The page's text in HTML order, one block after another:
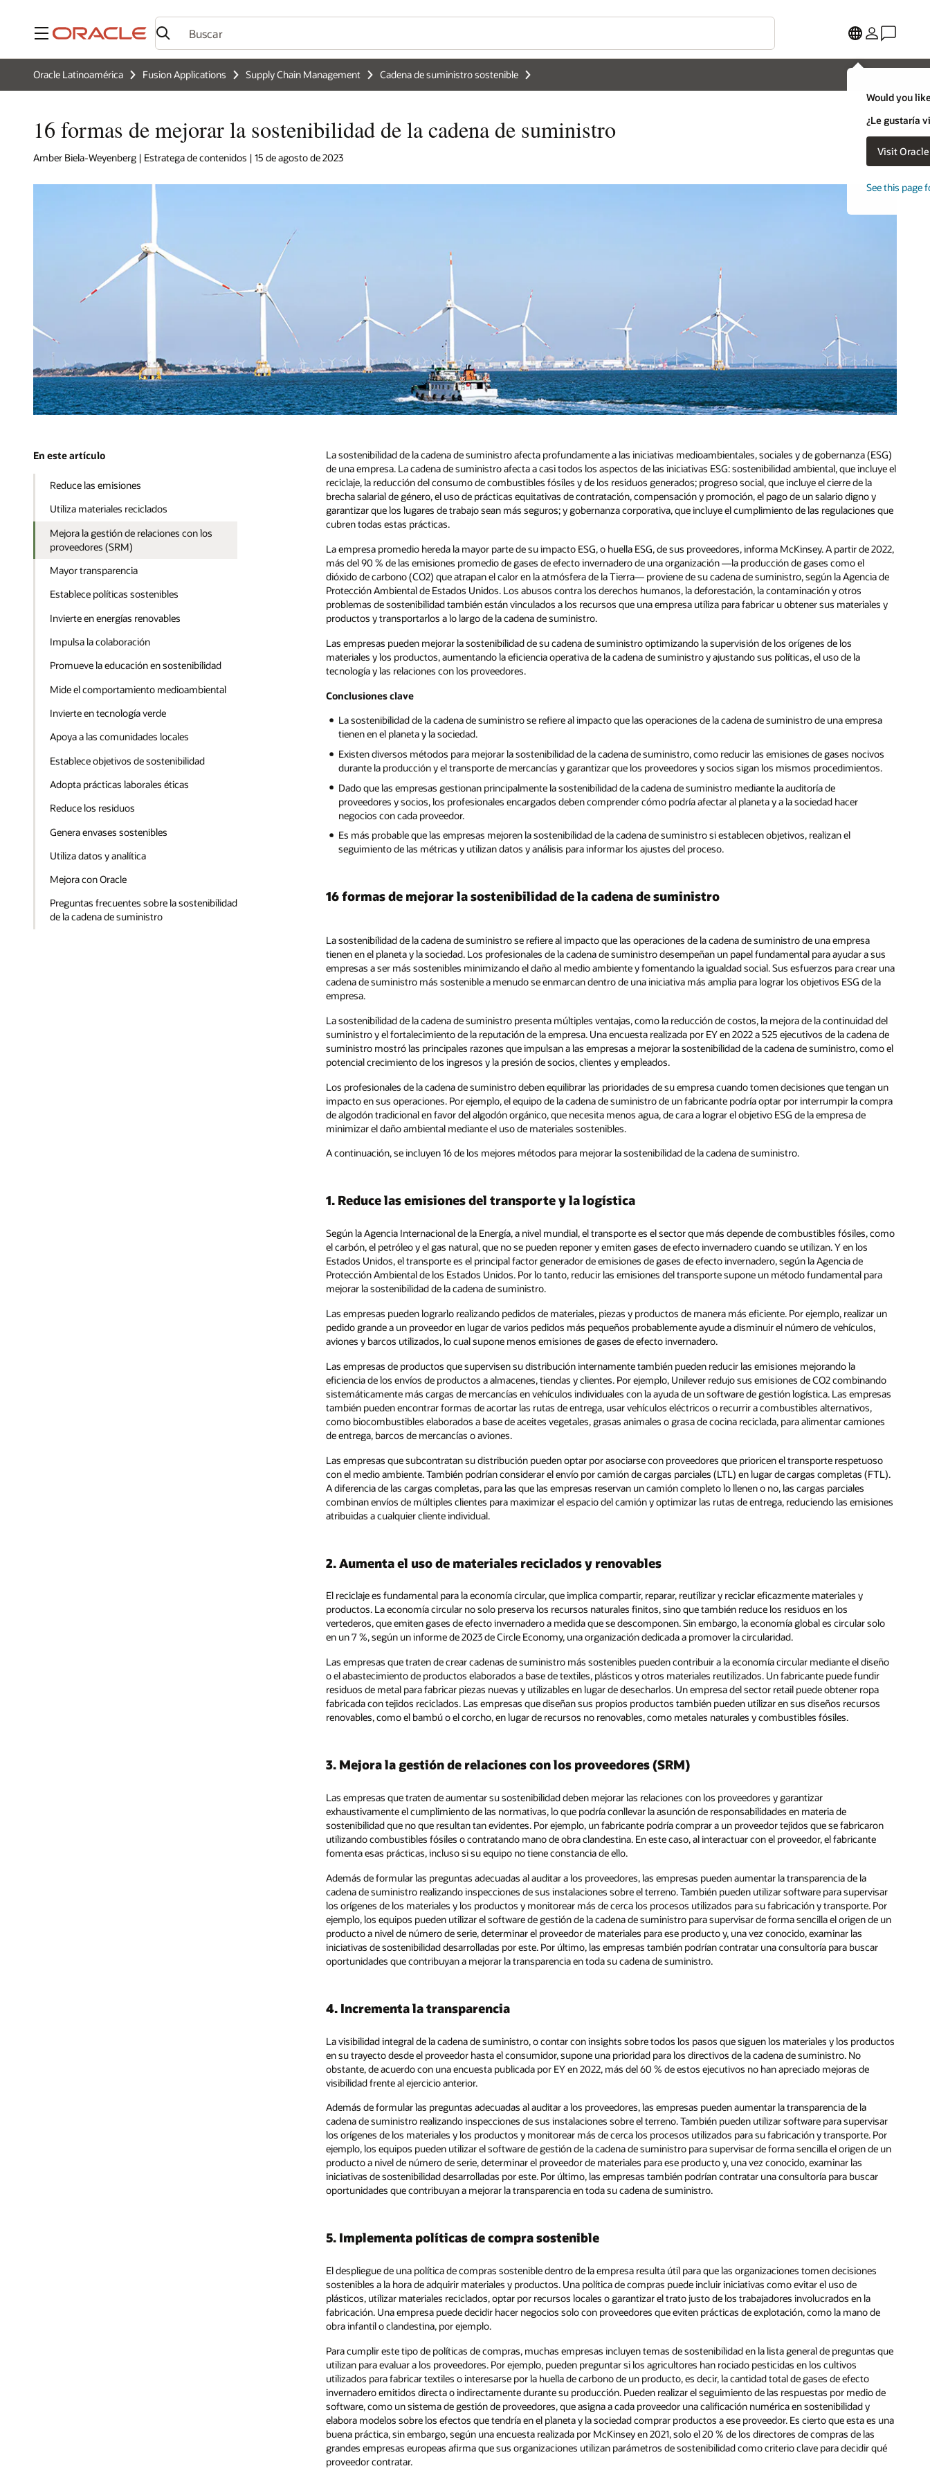
Menú
Would you
¿Le gustaría
Visit
See this page
Oracle Latinoamérica Fusion Applications Supply Chain Management Cadena de suministro sostenible
16 formas de mejorar la sostenibilidad de la cadena de suministro
Amber Biela-Weyenberg | Estratega de contenidos | 15 de agosto de 2023
En este artículo
Reduce las emisiones
Utiliza materiales reciclados
Mejora la gestión de relaciones con los
proveedores (SRM)
Mayor transparencia
Establece políticas sostenibles
Invierte en energías renovables
Impulsa la colaboración
Promueve la educación en sostenibilidad
Mide el comportamiento medioambiental
Invierte en tecnología verde
Apoya a las comunidades locales
Establece objetivos de sostenibilidad
Adopta prácticas laborales éticas
Reduce los residuos
Genera envases sostenibles
Utiliza datos y analítica
Mejora con Oracle
Preguntas frecuentes sobre la sostenibilidad
de la cadena de suministro
La sostenibilidad de la cadena de suministro afecta profundamente a las iniciativas medioambientales, sociales y de gobernanza (ESG)
de una empresa. La cadena de suministro afecta a casi todos los aspectos de las iniciativas ESG: sostenibilidad ambiental, que incluye el
reciclaje, la reducción del consumo de combustibles fósiles y de los residuos generados; progreso social, que incluye el cierre de la
brecha salarial de género, el uso de prácticas equitativas de contratación, compensación y promoción, el pago de un salario digno y
garantizar que los lugares de trabajo sean más seguros; y gobernanza corporativa, que incluye el cumplimiento de las regulaciones que
cubren todas estas prácticas.
La empresa promedio hereda la mayor parte de su impacto ESG, o huella ESG, de sus proveedores, informa McKinsey. A partir de 2022,
más del 90 % de las emisiones promedio de gases de efecto invernadero de una organización —la producción de gases como el
dióxido de carbono (CO2) que atrapan el calor en la atmósfera de la Tierra— proviene de su cadena de suministro, según la Agencia de
Protección Ambiental de Estados Unidos. Los abusos contra los derechos humanos, la deforestación, la contaminación y otros
problemas de sostenibilidad también están vinculados a los recursos que una empresa utiliza para fabricar u obtener sus materiales y
productos y transportarlos a lo largo de la cadena de suministro.
Las empresas pueden mejorar la sostenibilidad de su cadena de suministro optimizando la supervisión de los orígenes de los
materiales y los productos, aumentando la eficiencia operativa de la cadena de suministro y ajustando sus políticas, el uso de la
tecnología y las relaciones con los proveedores.
Conclusiones clave
La sostenibilidad de la cadena de suministro se refiere al impacto que las operaciones de la cadena de suministro de una empresa
tienen en el planeta y la sociedad.
Existen diversos métodos para mejorar la sostenibilidad de la cadena de suministro, como reducir las emisiones de gases nocivos
durante la producción y el transporte de mercancías y garantizar que los proveedores y socios sigan los mismos procedimientos.
Dado que las empresas gestionan principalmente la sostenibilidad de la cadena de suministro mediante la auditoría de
proveedores y socios, los profesionales encargados deben comprender cómo podría afectar al planeta y a la sociedad hacer
negocios con cada proveedor.
Es más probable que las empresas mejoren la sostenibilidad de la cadena de suministro si establecen objetivos, realizan el
seguimiento de las métricas y utilizan datos y análisis para informar los ajustes del proceso.
16 formas de mejorar la sostenibilidad de la cadena de suministro
La sostenibilidad de la cadena de suministro se refiere al impacto que las operaciones de la cadena de suministro de una empresa
tienen en el planeta y la sociedad. Los profesionales de la cadena de suministro desempeñan un papel fundamental para ayudar a sus
empresas a ser más sostenibles minimizando el daño al medio ambiente y fomentando la igualdad social. Sus esfuerzos para crear una
cadena de suministro más sostenible a menudo se enmarcan dentro de una iniciativa más amplia para lograr los objetivos ESG de la
empresa.
La sostenibilidad de la cadena de suministro presenta múltiples ventajas, como la reducción de costos, la mejora de la continuidad del
suministro y el fortalecimiento de la reputación de la empresa. Una encuesta realizada por EY en 2022 a 525 ejecutivos de la cadena de
suministro mostró las principales razones que impulsan a las empresas a mejorar la sostenibilidad de la cadena de suministro, como el
potencial crecimiento de los ingresos y la presión de socios, clientes y empleados.
Los profesionales de la cadena de suministro deben equilibrar las prioridades de su empresa cuando tomen decisiones que tengan un
impacto en sus operaciones. Por ejemplo, el equipo de la cadena de suministro de un fabricante podría optar por interrumpir la compra
de algodón tradicional en favor del algodón orgánico, que necesita menos agua, de cara a lograr el objetivo ESG de la empresa de
minimizar el daño ambiental mediante el uso de materiales sostenibles.
A continuación, se incluyen 16 de los mejores métodos para mejorar la sostenibilidad de la cadena de suministro.
1. Reduce las emisiones del transporte y la logística
Según la Agencia Internacional de la Energía, a nivel mundial, el transporte es el sector que más depende de combustibles fósiles, como
el carbón, el petróleo y el gas natural, que no se pueden reponer y emiten gases de efecto invernadero cuando se utilizan. Y en los
Estados Unidos, el transporte es el principal factor generador de emisiones de gases de efecto invernadero, según la Agencia de
Protección Ambiental de los Estados Unidos. Por lo tanto, reducir las emisiones del transporte supone un método fundamental para
mejorar la sostenibilidad de la cadena de suministro.
Las empresas pueden lograrlo realizando pedidos de materiales, piezas y productos de manera más eficiente. Por ejemplo, realizar un
pedido grande a un proveedor en lugar de varios pedidos más pequeños probablemente ayude a disminuir el número de vehículos,
aviones y barcos utilizados, lo cual supone menos emisiones de gases de efecto invernadero.
Las empresas de productos que supervisen su distribución internamente también pueden reducir las emisiones mejorando la
eficiencia de los envíos de productos a almacenes, tiendas y clientes. Por ejemplo, Unilever redujo sus emisiones de CO2 combinando
sistemáticamente más cargas de mercancías en vehículos individuales con la ayuda de un software de gestión logística. Las empresas
también pueden encontrar formas de acortar las rutas de entrega, usar vehículos eléctricos o recurrir a combustibles alternativos,
como biocombustibles elaborados a base de aceites vegetales, grasas animales o grasa de cocina reciclada, para alimentar camiones
de entrega, barcos de mercancías o aviones.
Las empresas que subcontratan su distribución pueden optar por asociarse con proveedores que prioricen el transporte respetuoso
con el medio ambiente. También podrían considerar el envío por camión de cargas parciales (LTL) en lugar de cargas completas (FTL).
A diferencia de las cargas completas, para las que las empresas reservan un camión completo lo llenen o no, las cargas parciales
combinan envíos de múltiples clientes para maximizar el espacio del camión y optimizar las rutas de entrega, reduciendo las emisiones
atribuidas a cualquier cliente individual.
2. Aumenta el uso de materiales reciclados y renovables
El reciclaje es fundamental para la economía circular, que implica compartir, reparar, reutilizar y reciclar eficazmente materiales y
productos. La economía circular no solo preserva los recursos naturales finitos, sino que también reduce los residuos en los
vertederos, que emiten gases de efecto invernadero a medida que se descomponen. Sin embargo, la economía global es circular solo
en un 7 %, según un informe de 2023 de Circle Economy, una organización dedicada a promover la circularidad.
Las empresas que traten de crear cadenas de suministro más sostenibles pueden contribuir a la economía circular mediante el diseño
o el abastecimiento de productos elaborados a base de textiles, plásticos y otros materiales reutilizados. Un fabricante puede fundir
residuos de metal para fabricar piezas nuevas y utilizables en lugar de desecharlos. Un empresa del sector retail puede obtener ropa
fabricada con tejidos reciclados. Las empresas que diseñan sus propios productos también pueden utilizar en sus diseños recursos
renovables, como el bambú o el corcho, en lugar de recursos no renovables, como metales naturales y combustibles fósiles.
3. Mejora la gestión de relaciones con los proveedores (SRM)
Las empresas que traten de aumentar su sostenibilidad deben mejorar las relaciones con los proveedores y garantizar
exhaustivamente el cumplimiento de las normativas, lo que podría conllevar la asunción de responsabilidades en materia de
sostenibilidad que no que resultan tan evidentes. Por ejemplo, un fabricante podría comprar a un proveedor tejidos que se fabricaron
utilizando combustibles fósiles o contratando mano de obra clandestina. En este caso, al interactuar con el proveedor, el fabricante
fomenta esas prácticas, incluso si su equipo no tiene constancia de ello.
Además de formular las preguntas adecuadas al auditar a los proveedores, las empresas pueden aumentar la transparencia de la
cadena de suministro realizando inspecciones de sus instalaciones sobre el terreno. También pueden utilizar software para supervisar
los orígenes de los materiales y los productos y monitorear más de cerca los procesos utilizados para su fabricación y transporte. Por
ejemplo, los equipos pueden utilizar el software de gestión de la cadena de suministro para supervisar de forma sencilla el origen de un
producto a nivel de número de serie, determinar el proveedor de materiales para ese producto y, una vez conocido, examinar las
iniciativas de sostenibilidad desarrolladas por este. Por último, las empresas también podrían contratar una consultoría para buscar
oportunidades que contribuyan a mejorar la transparencia en toda su cadena de suministro.
4. Incrementa la transparencia
La visibilidad integral de la cadena de suministro, o contar con insights sobre todos los pasos que siguen los materiales y los productos
en su trayecto desde el proveedor hasta el consumidor, supone una prioridad para los directivos de la cadena de suministro. No
obstante, de acuerdo con una encuesta publicada por EY en 2022, más del 60 % de estos ejecutivos no han apreciado mejoras de
visibilidad frente al ejercicio anterior.
Además de formular las preguntas adecuadas al auditar a los proveedores, las empresas pueden aumentar la transparencia de la
cadena de suministro realizando inspecciones de sus instalaciones sobre el terreno. También pueden utilizar software para supervisar
los orígenes de los materiales y los productos y monitorear más de cerca los procesos utilizados para su fabricación y transporte. Por
ejemplo, los equipos pueden utilizar el software de gestión de la cadena de suministro para supervisar de forma sencilla el origen de un
producto a nivel de número de serie, determinar el proveedor de materiales para ese producto y, una vez conocido, examinar las
iniciativas de sostenibilidad desarrolladas por este. Por último, las empresas también podrían contratar una consultoría para buscar
oportunidades que contribuyan a mejorar la transparencia en toda su cadena de suministro.
5. Implementa políticas de compra sostenible
El despliegue de una política de compras sostenible dentro de la empresa resulta útil para que las organizaciones tomen decisiones
sostenibles a la hora de adquirir materiales y productos. Una política de compras puede incluir iniciativas como evitar el uso de
plásticos, utilizar materiales reciclados, optar por recursos locales o garantizar el trato justo de los trabajadores involucrados en la
fabricación. Una empresa puede decidir hacer negocios solo con proveedores que eviten prácticas de explotación, como la mano de
obra infantil o clandestina, por ejemplo.
Para cumplir este tipo de políticas de compras, muchas empresas incluyen temas de sostenibilidad en la lista general de preguntas que
utilizan para evaluar a los proveedores. Por ejemplo, pueden preguntar si los agricultores han rociado pesticidas en los cultivos
utilizados para fabricar textiles o interesarse por la huella de carbono de un producto, es decir, la cantidad total de gases de efecto
invernadero emitidos directa o indirectamente durante su producción. Pueden realizar el seguimiento de las respuestas por medio de
software, como un sistema de gestión de proveedores, que asigna a cada proveedor una calificación numérica en sostenibilidad y
elabora modelos sobre los efectos que tendría en el planeta y la sociedad comprar productos a ese proveedor. Es cierto que esta es una
buena práctica, sin embargo, según una encuesta realizada por McKinsey en 2021, solo el 20 % de los directores de compras de las
grandes empresas europeas afirma que sus organizaciones utilizan parámetros de sostenibilidad como criterio clave para decidir qué
proveedor contratar.